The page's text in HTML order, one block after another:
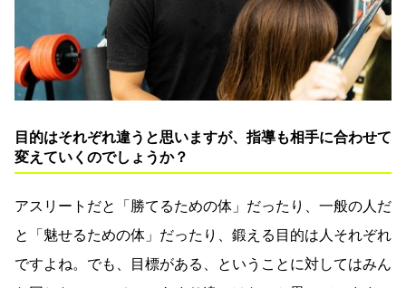
目的はそれぞれ違うと思いますが、指導も相手に合わせて
変えていくのでしょうか？
アスリートだと「勝てるための体」だったり、一般の人だ
と「魅せるための体」だったり、鍛える目的は人それぞれ
ですよね。でも、目標がある、ということに対してはみん